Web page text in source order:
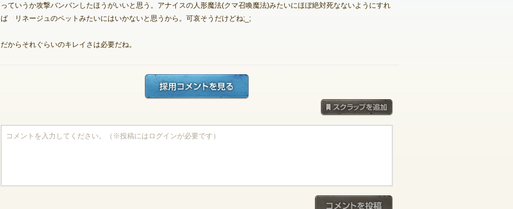
っていうか攻撃バンバンしたほうがいいと思う。アナイスの人形魔法(クマ召喚魔法)みたいにほぼ絶対死なないようにすれ
ば リネージュのペットみたいにはいかないと思うから。可哀そうだけどね;_;
だからそれぐらいのキレイさは必要だね。